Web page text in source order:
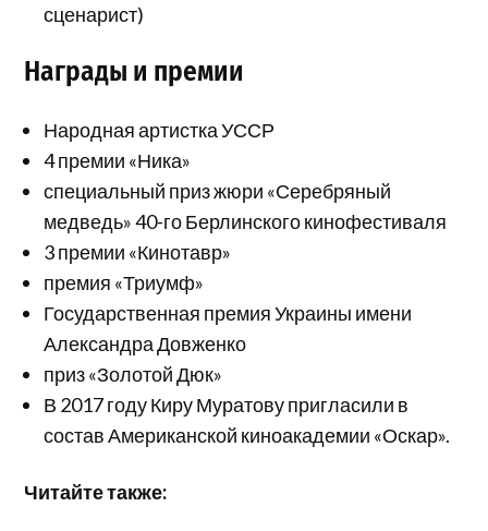
сценарист)
Награды и премии
Народная артистка УССР
4 премии «Ника»
специальный приз жюри «Серебряный
медведь» 40-го Берлинского кинофестиваля
3 премии «Кинотавр»
премия «Триумф»
Государственная премия Украины имени
Александра Довженко
приз «Золотой Дюк»
В 2017 году Киру Муратову пригласили в
состав Американской киноакадемии «Оскар».
Читайте также: